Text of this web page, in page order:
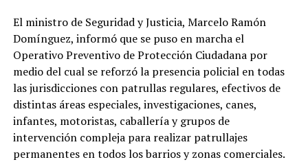
El ministro de Seguridad y Justicia, Marcelo Ramón
Domínguez, informó que se puso en marcha el
Operativo Preventivo de Protección Ciudadana por
medio del cual se reforzó la presencia policial en todas
las jurisdicciones con patrullas regulares, efectivos de
distintas áreas especiales, investigaciones, canes,
infantes, motoristas, caballería y grupos de
intervención compleja para realizar patrullajes
permanentes en todos los barrios y zonas comerciales.